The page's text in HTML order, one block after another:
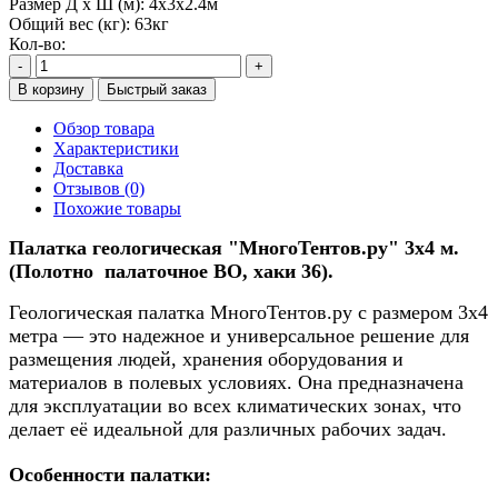
Общий вес (кг): 63кг
Кол-во:
-
+
В корзину
Быстрый заказ
Обзор товара
Характеристики
Доставка
Отзывов (0)
Похожие товары
Палатка геологическая "МногоТентов.ру" 3х4 м.
(Полотно палаточное ВО, хаки 36).
Геологическая палатка МногоТентов.ру с размером 3x4
метра — это надежное и универсальное решение для
размещения людей, хранения оборудования и
материалов в полевых условиях. Она предназначена
для эксплуатации во всех климатических зонах, что
делает её идеальной для различных рабочих задач.
Особенности палатки: